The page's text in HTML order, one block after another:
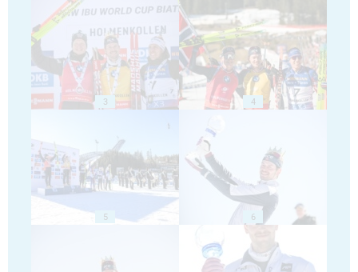
3 4
5 6